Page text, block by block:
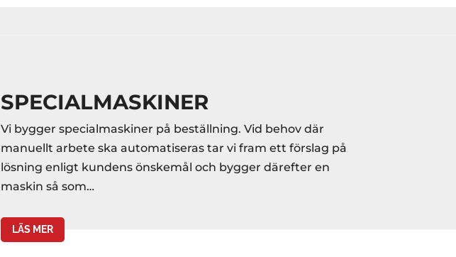
SPECIALMASKINER
Vi bygger specialmaskiner på beställning. Vid behov där
manuellt arbete ska automatiseras tar vi fram ett förslag på
lösning enligt kundens önskemål och bygger därefter en
maskin så som…
LÄS MER